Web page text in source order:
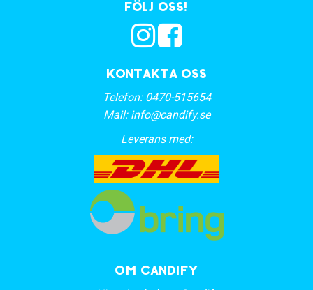
Kontakta oss
Telefon: 0470-515654
Mail: info@candify.se
Leverans med:
Följ oss!
OM CANDIFY